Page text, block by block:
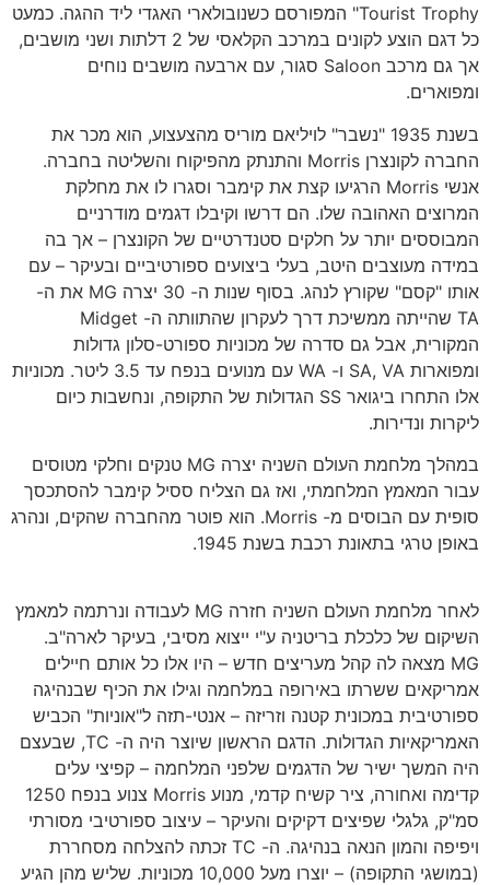
Tourist Trophy" המפורסם כשנובולארי האגדי ליד ההגה. כמעט
כל דגם הוצע לקונים במרכב הקלאסי של 2 דלתות ושני מושבים,
אך גם מרכב Saloon סגור, עם ארבעה מושבים נוחים
ומפוארים.
בשנת 1935 "נשבר" לויליאם מוריס מהצעצוע, הוא מכר את
החברה לקונצרן Morris והתנתק מהפיקוח והשליטה בחברה.
אנשי Morris הרגיעו קצת את קימבר וסגרו לו את מחלקת
המרוצים האהובה שלו. הם דרשו וקיבלו דגמים מודרניים
המבוססים יותר על חלקים סטנדרטיים של הקונצרן – אך בה
במידה מעוצבים היטב, בעלי ביצועים ספורטיביים ובעיקר – עם
אותו "קסם" שקורץ לנהג. בסוף שנות ה- 30 יצרה MG את ה-
TA שהייתה ממשיכת דרך לעקרון שהתוותה ה- Midget
המקורית, אבל גם סדרה של מכוניות ספורט-סלון גדולות
ומפוארות SA, VA ו- WA עם מנועים בנפח עד 3.5 ליטר. מכוניות
אלו התחרו ביגואר SS הגדולות של התקופה, ונחשבות כיום
ליקרות ונדירות.
במהלך מלחמת העולם השניה יצרה MG טנקים וחלקי מטוסים
עבור המאמץ המלחמתי, ואז גם הצליח ססיל קימבר להסתכסך
סופית עם הבוסים מ- Morris. הוא פוטר מהחברה שהקים, ונהרג
באופן טרגי בתאונת רכבת בשנת 1945.
לאחר מלחמת העולם השניה חזרה MG לעבודה ונרתמה למאמץ
השיקום של כלכלת בריטניה ע"י ייצוא מסיבי, בעיקר לארה"ב.
MG מצאה לה קהל מעריצים חדש – היו אלו כל אותם חיילים
אמריקאים ששרתו באירופה במלחמה וגילו את הכיף שבנהיגה
ספורטיבית במכונית קטנה וזריזה – אנטי-תזה ל"אוניות" הכביש
האמריקאיות הגדולות. הדגם הראשון שיוצר היה ה- TC, שבעצם
היה המשך ישיר של הדגמים שלפני המלחמה – קפיצי עלים
קדימה ואחורה, ציר קשיח קדמי, מנוע Morris צנוע בנפח 1250
סמ"ק, גלגלי שפיצים דקיקים והעיקר – עיצוב ספורטיבי מסורתי
ויפיפה והמון הנאה בנהיגה. ה- TC זכתה להצלחה מסחררת
(במושגי התקופה) – יוצרו מעל 10,000 מכוניות. שליש מהן הגיע